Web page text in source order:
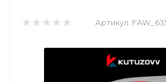
Артикул: